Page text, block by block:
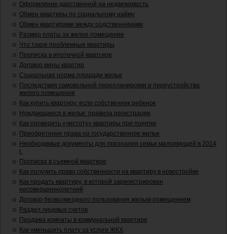
Оформление дарственной на недвижимость
Обмен квартиры по социальному найму
Обмен квартирами между родственниками
Размер платы за жилое помещение
Что такое проблемные квартиры
Прописка в ипотечной квартире
Договор мены квартир
Социальная норма площади жилья
Последствия самовольной перепланировки и переустройства
жилого помещения
Как купить квартиру, если собственник ребенок
Нуждающиеся в жилье: правила регистрации
Как проверить «чистоту» квартиры при покупке
Приобретение права на государственное жилье
Необходимые документы для признания семьи малоимущей в 2014
г.
Прописка в съемной квартире
Как получить право собственности на квартиру в новостройке
Как продать квартиру, в которой зарегистрирован
несовершеннолетний
Договор безвозмездного пользования жилым помещением
Раздел лицевых счетов
Продажа комнаты в коммунальной квартире
Как уменьшить плату за услуги ЖКХ